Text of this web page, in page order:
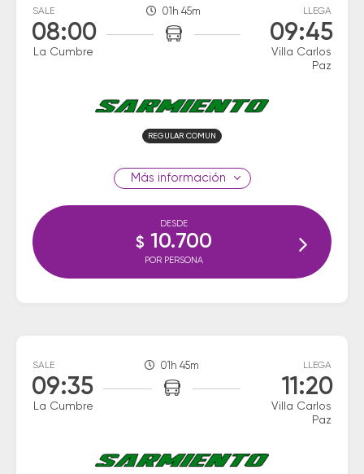
SALE
08:00
La Cumbre
01h 45m LLEGA
09:45
Villa Carlos
Paz
REGULAR COMUN
información
DESDE
$ 10.700
POR PERSONA
SALE
09:35
La Cumbre
01h 45m LLEGA
11:20
Villa Carlos
Paz